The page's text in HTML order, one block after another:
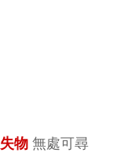
失物 無處可尋